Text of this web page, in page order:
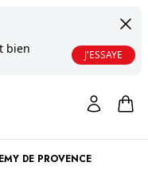
bien
J'ESSAYE
DE PROVENCE